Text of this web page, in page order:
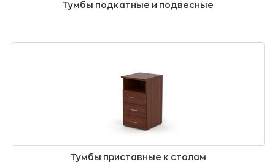
Тумбы подкатные и подвесные
Тумбы приставные к столам